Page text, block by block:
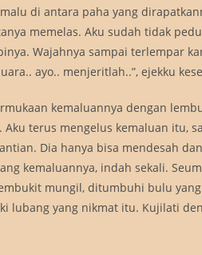
di antara paha yang
memelas. Aku sudah tidak
Wajahnya sampai terlempar
ayo.. menjeritlah..”, ejekku
kemaluannya dengan
terus mengelus kemaluan itu,
Dia hanya bisa mendesah
kemaluannya, indah sekali.
mungil, ditumbuhi bulu
lubang yang nikmat itu. Kujilati